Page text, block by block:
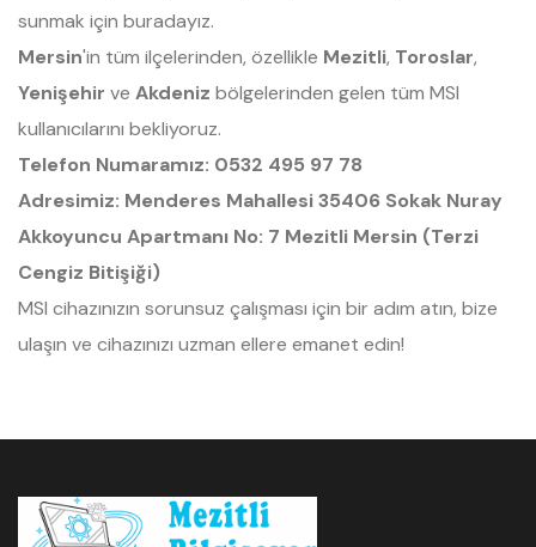
sunmak için buradayız.
Mersin'in tüm ilçelerinden, özellikle Mezitli, Toroslar,
Yenişehir ve Akdeniz bölgelerinden gelen tüm MSI
kullanıcılarını bekliyoruz.
Telefon Numaramız: 0532 495 97 78
Adresimiz: Menderes Mahallesi 35406 Sokak Nuray
Akkoyuncu Apartmanı No: 7 Mezitli Mersin (Terzi
Cengiz Bitişiği)
MSI cihazınızın sorunsuz çalışması için bir adım atın, bize
ulaşın ve cihazınızı uzman ellere emanet edin!